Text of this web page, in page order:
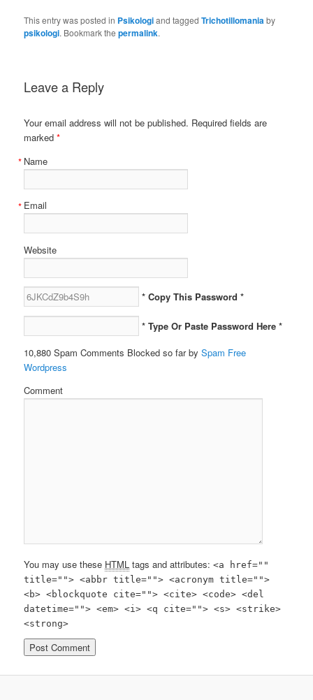
This entry was posted in Psikologiand taggedTrichotillomaniaby
psikologi. Bookmark thepermalink.
Leave a Reply
Your email address will not be published. Required fields are
marked*
Name
*
Email
*
Website
* Copy This Password *
* Type Or Paste Password Here *
10,880 Spam Comments Blocked so far bySpam Free
Wordpress
Comment
You may use these HTML tags and attributes:<a href=""
title=""> <abbr title=""> <acronym title="">
<b> <blockquote cite=""> <cite> <code> <del
datetime=""> <em> <i> <q cite=""> <s> <strike>
<strong>